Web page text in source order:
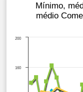
Mínimo,
médio
160
200